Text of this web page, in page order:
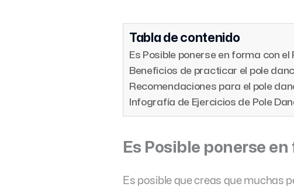
Tabla de contenido
Es Posible ponerse en forma con el
Beneficios de practicar el pole
Recomendaciones para el pole
Infografía de Ejercicios de Pole
Es Posible ponerse
Es posible que creas que muchas